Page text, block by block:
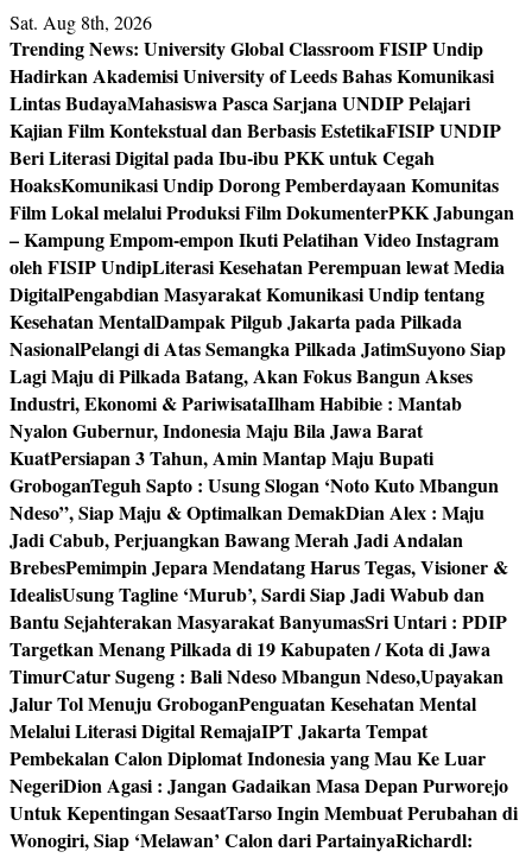
Skip
to
content
Sat. Aug 8th, 2026
Trending News: University Global Classroom FISIP Undip
Hadirkan Akademisi University of Leeds Bahas Komunikasi
Lintas BudayaMahasiswa Pasca Sarjana UNDIP Pelajari
Kajian Film Kontekstual dan Berbasis EstetikaFISIP UNDIP
Beri Literasi Digital pada Ibu-ibu PKK untuk Cegah
HoaksKomunikasi Undip Dorong Pemberdayaan Komunitas
Film Lokal melalui Produksi Film DokumenterPKK Jabungan
– Kampung Empom-empon Ikuti Pelatihan Video Instagram
oleh FISIP UndipLiterasi Kesehatan Perempuan lewat Media
DigitalPengabdian Masyarakat Komunikasi Undip tentang
Kesehatan MentalDampak Pilgub Jakarta pada Pilkada
NasionalPelangi di Atas Semangka Pilkada JatimSuyono Siap
Lagi Maju di Pilkada Batang, Akan Fokus Bangun Akses
Industri, Ekonomi & PariwisataIlham Habibie : Mantab
Nyalon Gubernur, Indonesia Maju Bila Jawa Barat
KuatPersiapan 3 Tahun, Amin Mantap Maju Bupati
GroboganTeguh Sapto : Usung Slogan ‘Noto Kuto Mbangun
Ndeso”, Siap Maju & Optimalkan DemakDian Alex : Maju
Jadi Cabub, Perjuangkan Bawang Merah Jadi Andalan
BrebesPemimpin Jepara Mendatang Harus Tegas, Visioner &
IdealisUsung Tagline ‘Murub’, Sardi Siap Jadi Wabub dan
Bantu Sejahterakan Masyarakat BanyumasSri Untari : PDIP
Targetkan Menang Pilkada di 19 Kabupaten / Kota di Jawa
TimurCatur Sugeng : Bali Ndeso Mbangun Ndeso,Upayakan
Jalur Tol Menuju GroboganPenguatan Kesehatan Mental
Melalui Literasi Digital RemajaIPT Jakarta Tempat
Pembekalan Calon Diplomat Indonesia yang Mau Ke Luar
NegeriDion Agasi : Jangan Gadaikan Masa Depan Purworejo
Untuk Kepentingan SesaatTarso Ingin Membuat Perubahan di
Wonogiri, Siap ‘Melawan’ Calon dari PartainyaRichardl: